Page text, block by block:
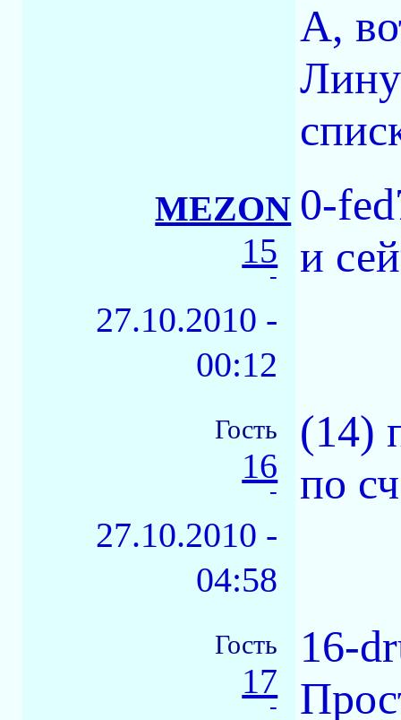
А,
MEZON
15
-
27.10.2010 -
00:12
0-
и
Гость
16
-
27.10.2010 -
04:58
(14)
по
Гость
17
-
16-